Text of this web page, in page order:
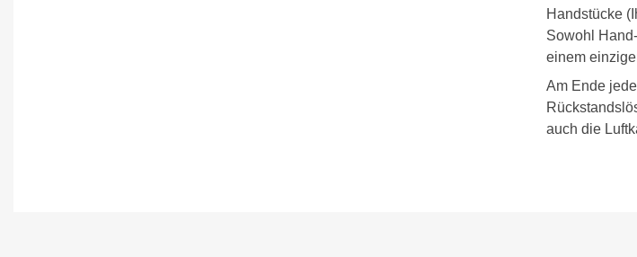
Handstücke
Sowohl
einem
Am Ende
auch die